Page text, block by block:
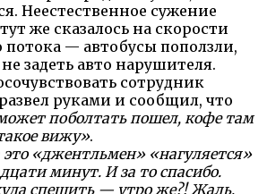
Неестественное сужение
же сказалось на скорости
потока — автобусы поползли,
задеть авто нарушителя.
сотрудник
руками и сообщил, что
поболтать пошел, кофе там
вижу».
«джентльмен» «нагуляется»
минут. И за то спасибо.
спешить — утро же?! Жаль,